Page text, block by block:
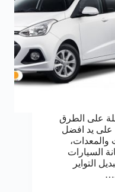
على الطرق
على يد افضل
والمعدات،
السيارات
التواير